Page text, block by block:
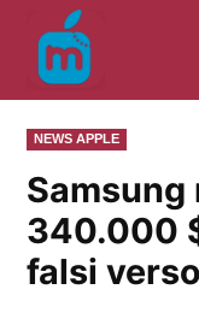
contenuto
PUBBLICATO
IN
NEWS APPLE
340.000
falsi